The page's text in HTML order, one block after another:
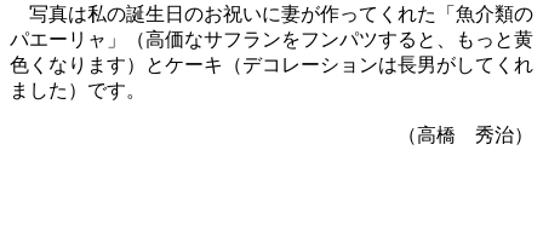
写真は私の誕生日のお祝いに妻が作ってくれた「魚介類の
パエーリャ」（高価なサフランをフンパツすると、もっと黄
色くなります）とケーキ（デコレーションは長男がしてくれ
ました）です。
（高橋 秀治）